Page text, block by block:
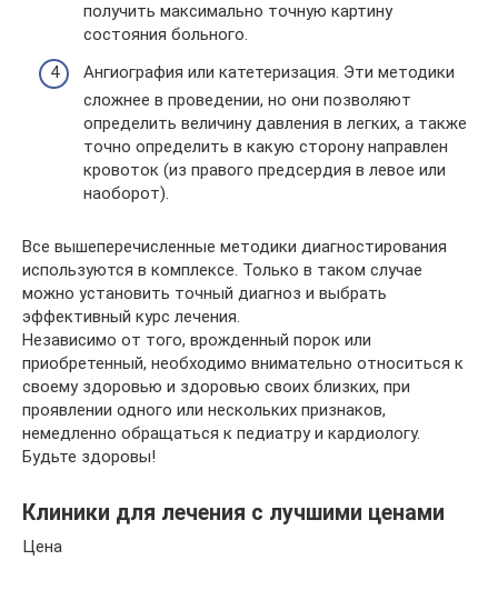
получить максимально точную картину
состояния больного.
Ангиография или катетеризация. Эти методики
сложнее в проведении, но они позволяют
определить величину давления в легких, а также
точно определить в какую сторону направлен
кровоток (из правого предсердия в левое или
наоборот).
Все вышеперечисленные методики диагностирования
используются в комплексе. Только в таком случае
можно установить точный диагноз и выбрать
эффективный курс лечения.
Независимо от того, врожденный порок или
приобретенный, необходимо внимательно относиться к
своему здоровью и здоровью своих близких, при
проявлении одного или нескольких признаков,
немедленно обращаться к педиатру и кардиологу.
Будьте здоровы!
Клиники для лечения с лучшими ценами
Цена